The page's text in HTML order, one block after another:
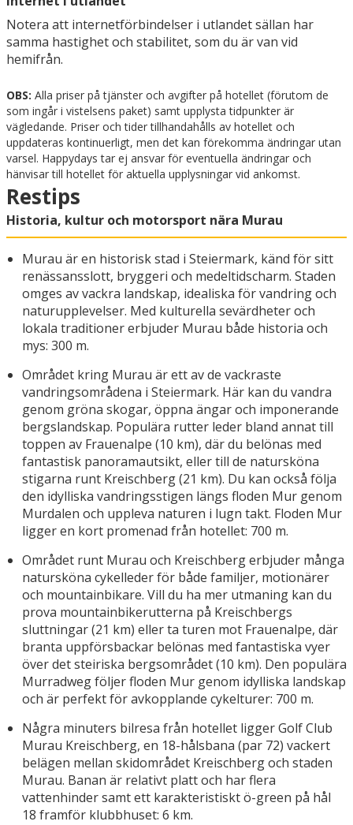
Notera att internetförbindelser i utlandet sällan har
samma hastighet och stabilitet, som du är van vid
hemifrån.
OBS: Alla priser på tjänster och avgifter på hotellet (förutom de
som ingår i vistelsens paket) samt upplysta tidpunkter är
vägledande. Priser och tider tillhandahålls av hotellet och
uppdateras kontinuerligt, men det kan förekomma ändringar utan
varsel. Happydays tar ej ansvar för eventuella ändringar och
hänvisar till hotellet för aktuella upplysningar vid ankomst.
Restips
Historia, kultur och motorsport nära Murau
Murau är en historisk stad i Steiermark, känd för sitt
renässansslott, bryggeri och medeltidscharm. Staden
omges av vackra landskap, idealiska för vandring och
naturupplevelser. Med kulturella sevärdheter och
lokala traditioner erbjuder Murau både historia och
mys: 300 m.
Området kring Murau är ett av de vackraste
vandringsområdena i Steiermark. Här kan du vandra
genom gröna skogar, öppna ängar och imponerande
bergslandskap. Populära rutter leder bland annat till
toppen av Frauenalpe (10 km), där du belönas med
fantastisk panoramautsikt, eller till de natursköna
stigarna runt Kreischberg (21 km). Du kan också följa
den idylliska vandringsstigen längs floden Mur genom
Murdalen och uppleva naturen i lugn takt. Floden Mur
ligger en kort promenad från hotellet: 700 m.
Området runt Murau och Kreischberg erbjuder många
natursköna cykelleder för både familjer, motionärer
och mountainbikare. Vill du ha mer utmaning kan du
prova mountainbikerutterna på Kreischbergs
sluttningar (21 km) eller ta turen mot Frauenalpe, där
branta uppförsbackar belönas med fantastiska vyer
över det steiriska bergsområdet (10 km). Den populära
Murradweg följer floden Mur genom idylliska landskap
och är perfekt för avkopplande cykelturer: 700 m.
Några minuters bilresa från hotellet ligger Golf Club
Murau Kreischberg, en 18-hålsbana (par 72) vackert
belägen mellan skidområdet Kreischberg och staden
Murau. Banan är relativt platt och har flera
vattenhinder samt ett karakteristiskt ö-green på hål
18 framför klubbhuset: 6 km.